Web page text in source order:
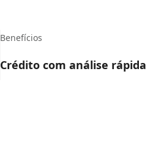
Benefícios
Crédito com análise rápida